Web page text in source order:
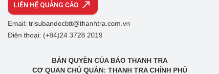
LIÊN HỆ QUẢNG CÁO
Email: trisubandocbtt@thanhtra.com.vn
Điện thoại: (+84)24 3728 2019
BẢN QUYỀN CỦA BÁO THANH TRA
CƠ QUAN CHỦ QUẢN: THANH TRA CHÍNH PHỦ